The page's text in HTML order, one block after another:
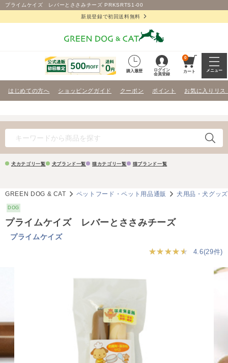
プライムケイズ レバーとささみチーズ PRKSRTS1-00
新規登録で初回送料無料
購入履歴
ログイン
会員登録
0
カート メニュー
はじめての方へ ショッピングガイド クーポン ポイント お気に入りリス
犬カテゴリ一覧 犬ブランド一覧 猫カテゴリ一覧 猫ブランド一覧
GREEN DOG & CAT ペットフード・ペット用品通販 犬用品・犬グッズ
DOG
プライムケイズ レバーとささみチーズ
プライムケイズ
★★★★★ 4.6(29件)